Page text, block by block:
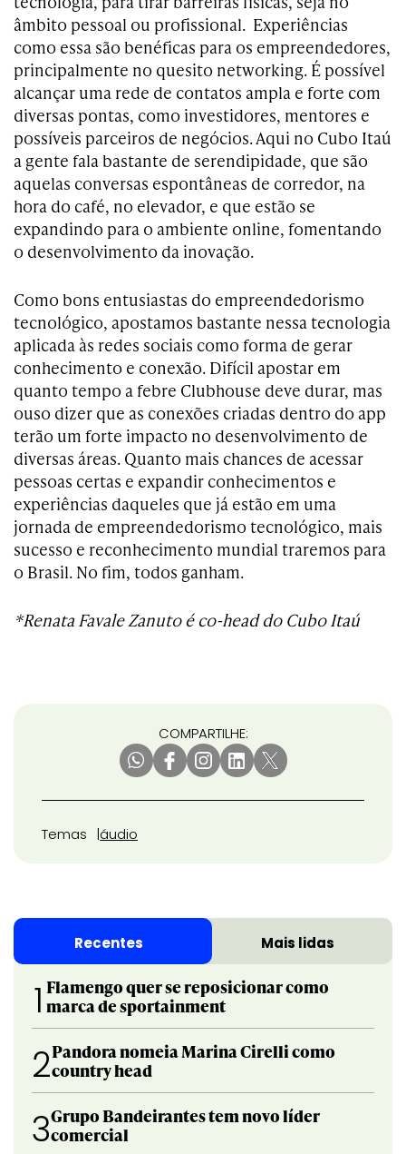
âmbito pessoal ou profissional. Experiências
como essa são benéficas para os empreendedores,
principalmente no quesito networking. É possível
alcançar uma rede de contatos ampla e forte com
diversas pontas, como investidores, mentores e
possíveis parceiros de negócios. Aqui no Cubo Itaú
a gente fala bastante de serendipidade, que são
aquelas conversas espontâneas de corredor, na
hora do café, no elevador, e que estão se
expandindo para o ambiente online, fomentando
o desenvolvimento da inovação.
Como bons entusiastas do empreendedorismo
tecnológico, apostamos bastante nessa tecnologia
aplicada às redes sociais como forma de gerar
conhecimento e conexão. Difícil apostar em
quanto tempo a febre Clubhouse deve durar, mas
ouso dizer que as conexões criadas dentro do app
terão um forte impacto no desenvolvimento de
diversas áreas. Quanto mais chances de acessar
pessoas certas e expandir conhecimentos e
experiências daqueles que já estão em uma
jornada de empreendedorismo tecnológico, mais
sucesso e reconhecimento mundial traremos para
o Brasil. No fim, todos ganham.
*Renata Favale Zanuto é co-head do Cubo Itaú
COMPARTILHE:
Temas áudio
Recentes Mais lidas
1 Flamengo quer se reposicionar como
marca de sportainment
2Pandora nomeia Marina Cirelli como
country head
3Grupo Bandeirantes tem novo líder
comercial